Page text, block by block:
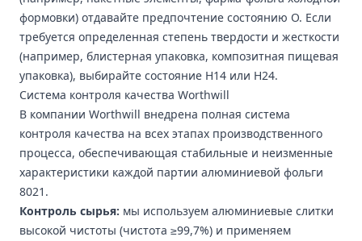
формовки) отдавайте предпочтение состоянию O. Если
требуется определенная степень твердости и жесткости
(например, блистерная упаковка, композитная пищевая
упаковка), выбирайте состояние H14 или H24.
Система контроля качества Worthwill
В компании Worthwill внедрена полная система
контроля качества на всех этапах производственного
процесса, обеспечивающая стабильные и неизменные
характеристики каждой партии алюминиевой фольги
8021.
Контроль сырья: мы используем алюминиевые слитки
высокой чистоты (чистота ≥99,7%) и применяем